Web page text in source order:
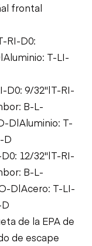
frontal
RI-D0:
T-LI-
D0: 9/32"|T-RI-
B-L-
D|Aluminio: T-
D
12/32"|T-RI-
B-L-
D|Acero: T-LI-
de la EPA de
de escape